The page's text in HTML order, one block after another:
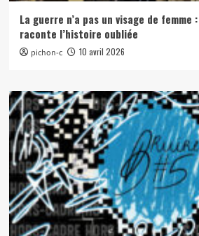
La guerre n’a pas un visage de
raconte l’histoire oubliée
pichon-c 10 avril 2026